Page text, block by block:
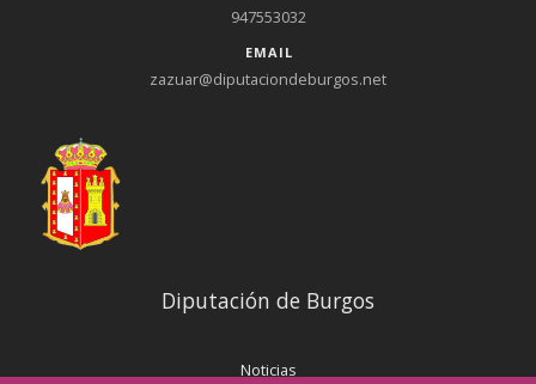
947553032
EMAIL
zazuar@diputaciondeburgos.net
Diputación de Burgos
Noticias